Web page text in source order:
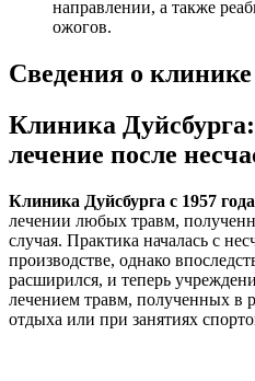
направлении, а также
ожогов.
Сведения о клинике
Клиника
лечение после
Клиника Дуйсбурга с 1957 года
лечении любых травм,
случая. Практика началась с
производстве, однако
расширился, и теперь
лечением травм, полученных в
отдыха или при занятиях